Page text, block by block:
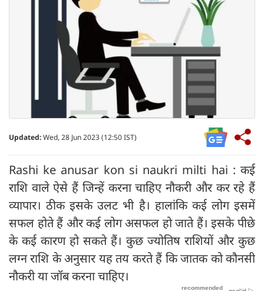
Updated:Wed, 28 Jun 2023 (12:50 IST)
Rashi ke anusar kon si naukri milti hai : कई
राशि वाले ऐसे हैं जिन्हें करना चाहिए नौकरी और कर रहे हैं
व्यापार। ठीक इसके उलट भी है। हालांकि कई लोग इसमें
सफल होते हैं और कई लोग असफल हो जाते हैं। इसके पीछे
के कई कारण हो सकते हैं। कुछ ज्योतिष राशियों और कुछ
लग्न राशि के अनुसार यह तय करते हैं कि जातक को कौनसी
नौकरी या जॉब करना चाहिए।